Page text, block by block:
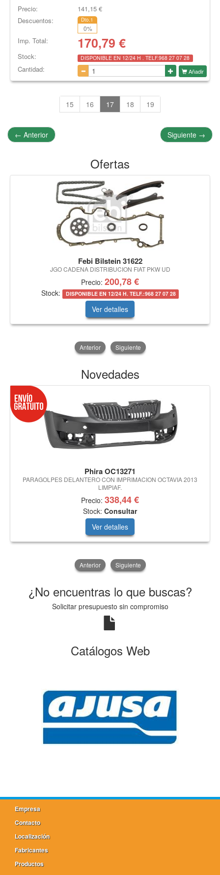
Precio: 141,15€
Descuentos:
Dto.1
0%
Imp. Total: 170,79 €
Stock: DISPONIBLE EN 12/24 H . TELF.968 27 07 28
Cantidad: Añadir
15 16 17 18 19
← Anterior Siguiente →
Ofertas
Febi Bilstein 31622
JGO CADENA DISTRIBUCION FIAT PKW UD
Precio: 200,78 €
Stock: DISPONIBLE EN 12/24 H. TELF.:968 27 07 28
Ver detalles
Anterior Siguiente
Novedades
Phira OC13271
PARAGOLPES DELANTERO CON IMPRIMACION OCTAVIA 2013
LIMPIAF.
Precio: 338,44 €
Stock: Consultar
Ver detalles
Anterior Siguiente
¿No encuentras lo que buscas?
Solicitar presupuesto sin compromiso
Catálogos Web
Empresa
Contacto
Localización
Fabricantes
Productos